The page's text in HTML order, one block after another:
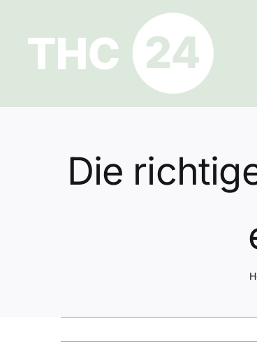
springen
Die